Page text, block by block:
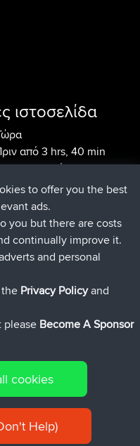
ιστοσελίδα
από 3 hrs, 40 min
Πριν από 12 hrs,
Πριν από 12 hrs, 45
Πριν από 12 hrs, 50
|Privacy Policy|Cookie
to offer you the best
ads.
you but there are costs
continually improve it.
and personal
Privacy Policyand
please Become A Sponsor
cookies
Help)